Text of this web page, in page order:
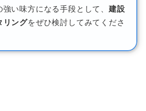
い味方になる手段として、 建設
リングをぜひ検討してみてくださ